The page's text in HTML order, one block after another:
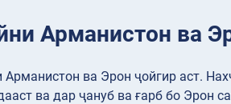
Арманистон ва
ва Эрон ҷойгир аст.
ва дар ҷануб ва ғарб бо Эрон